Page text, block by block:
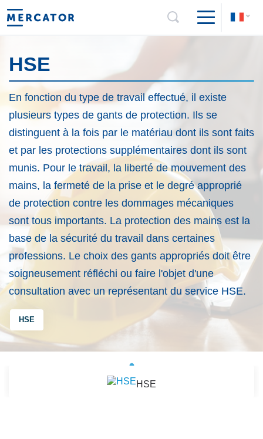
HSE
En fonction du type de travail effectué, il existe
plusieurs types de gants de protection. Ils se
distinguent à la fois par le matériau dont ils sont faits
et par les protections supplémentaires dont ils sont
munis. Pour le travail, la liberté de mouvement des
mains, la fermeté de la prise et le degré approprié
de protection contre les dommages mécaniques
sont tous importants. La protection des mains est la
base de la sécurité du travail dans certaines
professions. Le choix des gants appropriés doit être
soigneusement réfléchi ou faire l'objet d'une
consultation avec un représentant du service HSE.
HSE
HSE